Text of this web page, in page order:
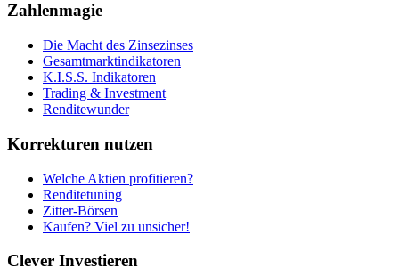
Zahlenmagie
Die Macht des Zinsezinses
Gesamtmarktindikatoren
K.I.S.S. Indikatoren
Trading & Investment
Renditewunder
Korrekturen nutzen
Welche Aktien profitieren?
Renditetuning
Zitter-Börsen
Kaufen? Viel zu unsicher!
Clever Investieren